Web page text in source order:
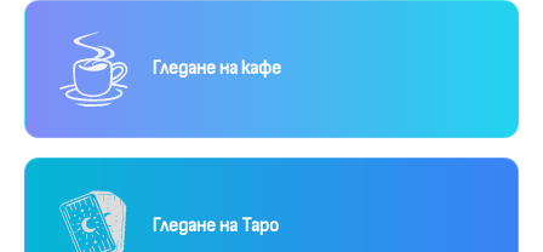
Гледане на кафе
Гледане на Таро